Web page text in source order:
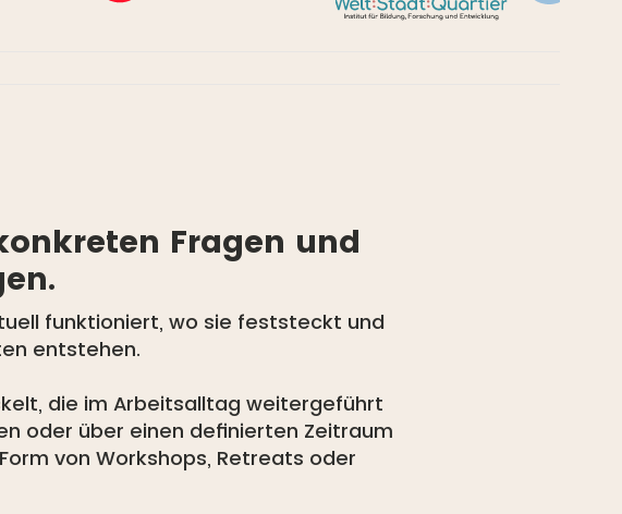
Fragen und
funktioniert, wo sie feststeckt und
entstehen.
die im Arbeitsalltag weitergeführt
oder über einen definierten Zeitraum
von Workshops, Retreats oder